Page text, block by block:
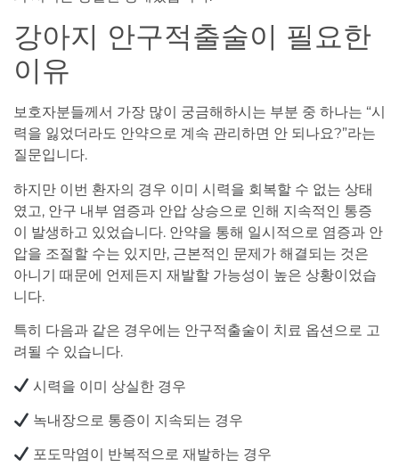
강아지 안구적출술이 필요한
이유
보호자분들께서 가장 많이 궁금해하시는 부분 중 하나는 “시
력을 잃었더라도 안약으로 계속 관리하면 안 되나요?”라는
질문입니다.
하지만 이번 환자의 경우 이미 시력을 회복할 수 없는 상태
였고, 안구 내부 염증과 안압 상승으로 인해 지속적인 통증
이 발생하고 있었습니다. 안약을 통해 일시적으로 염증과 안
압을 조절할 수는 있지만, 근본적인 문제가 해결되는 것은
아니기 때문에 언제든지 재발할 가능성이 높은 상황이었습
니다.
특히 다음과 같은 경우에는 안구적출술이 치료 옵션으로 고
려될 수 있습니다.
시력을 이미 상실한 경우
녹내장으로 통증이 지속되는 경우
포도막염이 반복적으로 재발하는 경우